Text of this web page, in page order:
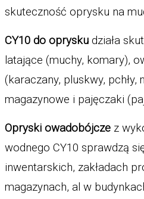
skuteczność oprysku na
CY10 do oprysku działa
latające (muchy, komary),
(karaczany, pluskwy,
magazynowe i pajęczaki
Opryski owadobójcze z
wodnego CY10 sprawdzą
inwentarskich, zakładach
magazynach, al w